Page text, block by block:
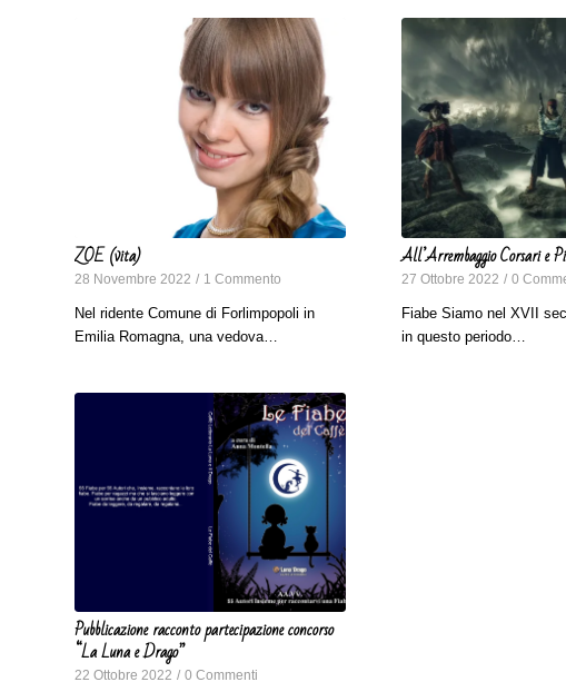
ZOE (vita)
28 Novembre 2022 / 1 Commento
Nel ridente Comune di Forlimpopoli in
Emilia Romagna, una vedova…
All’Arrembaggio Corsari e
27 Ottobre 2022 / 0
Fiabe Siamo nel XVII
in questo periodo…
Pubblicazione racconto partecipazione concorso
“La Luna e Drago”
22 Ottobre 2022 / 0 Commenti